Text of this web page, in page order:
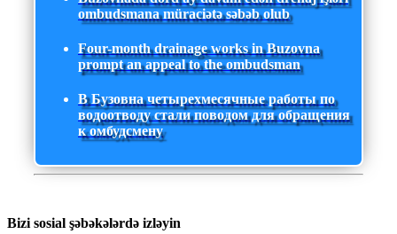
ombudsmana müraciətə səbəb olub
Four-month drainage works in Buzovna
prompt an appeal to the ombudsman
В Бузовна четырехмесячные работы по
водоотводу стали поводом для обращения
к омбудсмену
Bizi sosial şəbəkələrdə izləyin